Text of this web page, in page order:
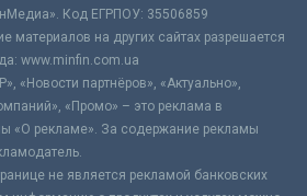
Код ЕГРПОУ: 35506859
материалов на других сайтах разрешается
www.minfin.com.ua
«Новости партнёров», «Актуально»,
«Промо» – это реклама в
«О рекламе». За содержание рекламы
не является рекламой банковских